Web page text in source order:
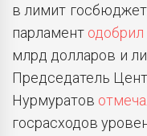
в лимит
парламент одобрил
млрд долларов и
Председатель
Нурмуратов
госрасходов